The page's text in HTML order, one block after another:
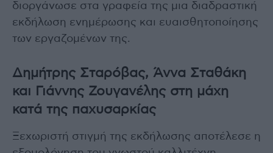
διοργάνωσε στα γραφεία της μια διαδραστική
εκδήλωση ενημέρωσης και ευαισθητοποίησης
των εργαζομένων της.
Δημήτρης Σταρόβας, Άννα Σταθάκη
και Γιάννης Ζουγανέλης στη μάχη
κατά της παχυσαρκίας
Ξεχωριστή στιγμή της εκδήλωσης αποτέλεσε η